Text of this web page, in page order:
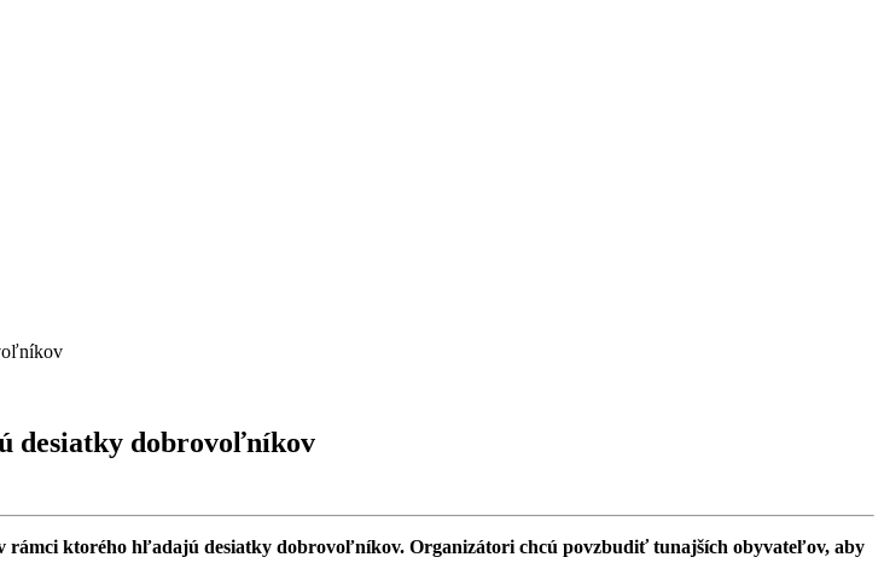
desiatky dobrovoľníkov
rámci ktorého hľadajú desiatky dobrovoľníkov. Organizátori chcú povzbudiť tunajších obyvateľov, aby